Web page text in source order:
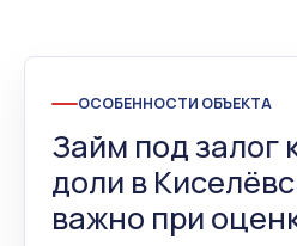
ОСОБЕННОСТИ ОБЪЕКТА
Займ под залог
доли в
важно при